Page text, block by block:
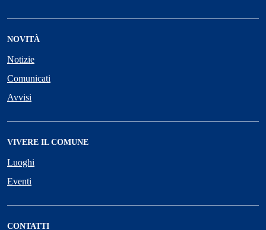
NOVITÀ
Notizie
Comunicati
Avvisi
VIVERE IL COMUNE
Luoghi
Eventi
CONTATTI